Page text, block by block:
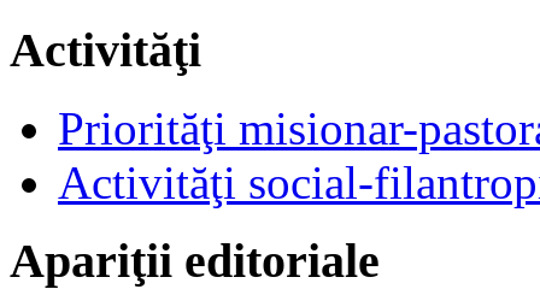
Activităţi
Priorităţi misionar-
Activităţi social-
Apariţii editoriale